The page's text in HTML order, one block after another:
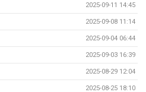
2025-09-11 14:45
2025-09-08 11:14
2025-09-04 06:44
2025-09-03 16:39
2025-08-29 12:04
2025-08-25 18:10